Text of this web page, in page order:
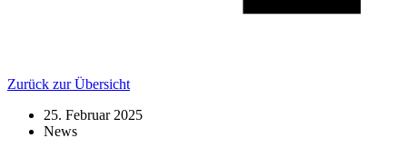
Zurück zur Übersicht
25. Februar 2025
News